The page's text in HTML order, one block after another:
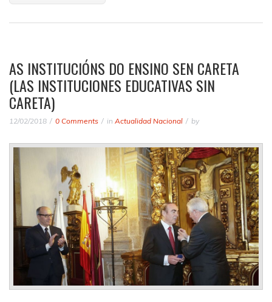
AS INSTITUCIÓNS DO ENSINO SEN CARETA
(LAS INSTITUCIONES EDUCATIVAS SIN
CARETA)
12/02/2018 0 Comments in Actualidad Nacional by